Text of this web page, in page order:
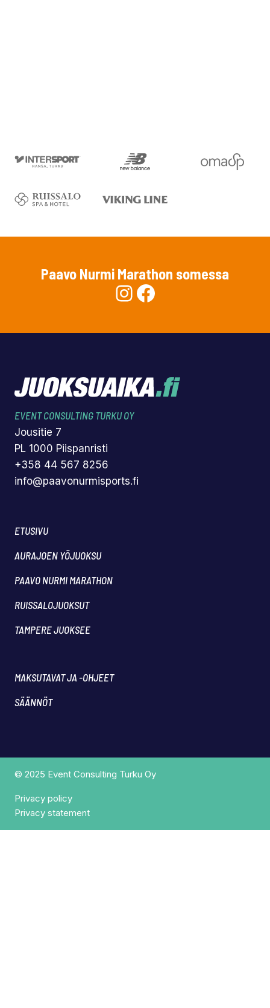
Paavo Nurmi Marathon somessa
Instagram
Facebook
EVENT CONSULTING TURKU OY
Jousitie 7
PL 1000 Piispanristi
+358 44 567 8256
info@paavonurmisports.fi
ETUSIVU
AURAJOEN YÖJUOKSU
PAAVO NURMI MARATHON
RUISSALOJUOKSUT
TAMPERE JUOKSEE
MAKSUTAVAT JA -OHJEET
SÄÄNNÖT
© 2025 Event Consulting Turku Oy
Privacy policy
Privacy statement